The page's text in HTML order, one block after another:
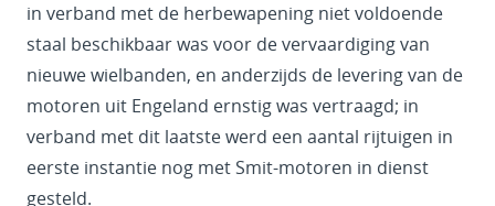
in verband met de herbewapening niet voldoende
staal beschikbaar was voor de vervaardiging van
nieuwe wielbanden, en anderzijds de levering van de
motoren uit Engeland ernstig was vertraagd; in
verband met dit laatste werd een aantal rijtuigen in
eerste instantie nog met Smit-motoren in dienst
gesteld.